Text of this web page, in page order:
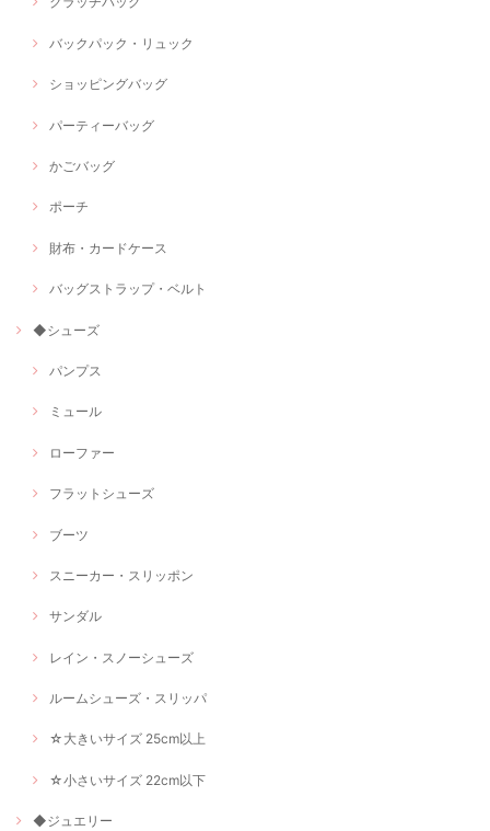
バックパック・リュック
ショッピングバッグ
パーティーバッグ
かごバッグ
ポーチ
財布・カードケース
バッグストラップ・ベルト
◆シューズ
パンプス
ミュール
ローファー
フラットシューズ
ブーツ
スニーカー・スリッポン
サンダル
レイン・スノーシューズ
ルームシューズ・スリッパ
☆大きいサイズ 25cm以上
☆小さいサイズ 22cm以下
◆ジュエリー